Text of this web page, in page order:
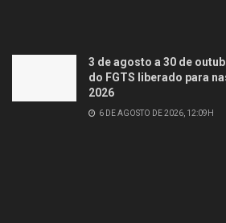
3 de agosto a 30 de
do FGTS liberado para
2026
6 DE AGOSTO DE 2026, 12:09H